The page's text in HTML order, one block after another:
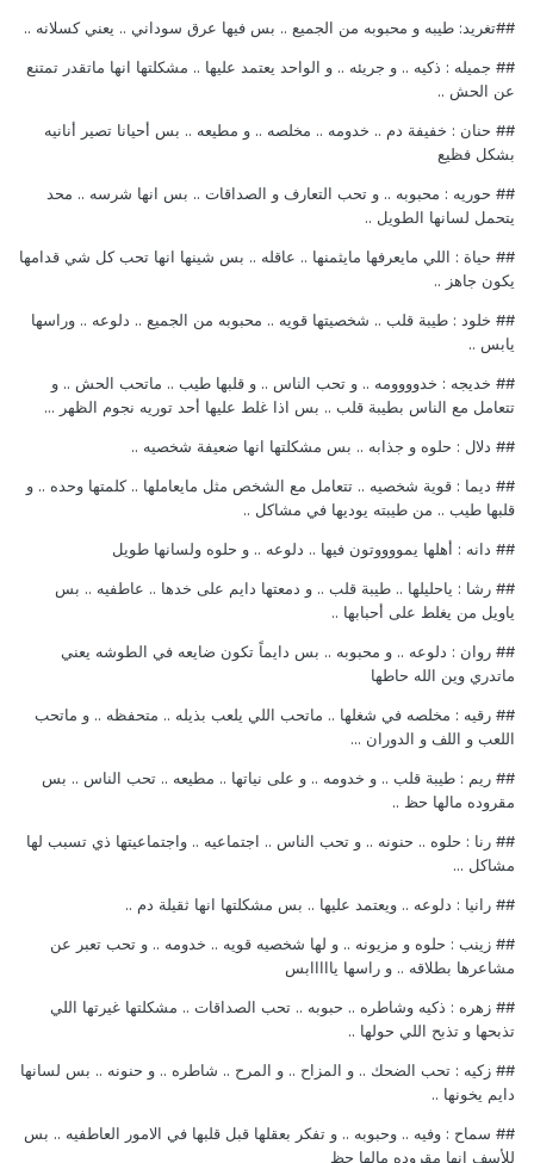
##تغريد: طيبه و محبوبه من الجميع .. بس فيها عرق سوداني .. يعني كسلانه ..
## جميله : ذكيه .. و جريئه .. و الواحد يعتمد عليها .. مشكلتها انها ماتقدر تمتنع
عن الحش ..
## حنان : خفيفة دم .. خدومه .. مخلصه .. و مطيعه .. بس أحيانا تصير أنانيه
بشكل فظيع
## حوريه : محبوبه .. و تحب التعارف و الصداقات .. بس انها شرسه .. محد
يتحمل لسانها الطويل ..
## حياة : اللي مايعرفها مايثمنها .. عاقله .. بس شينها انها تحب كل شي قدامها
يكون جاهز ..
## خلود : طيبة قلب .. شخصيتها قويه .. محبوبه من الجميع .. دلوعه .. وراسها
يابس ..
## خديجه : خدوووومه .. و تحب الناس .. و قلبها طيب .. ماتحب الحش .. و
تتعامل مع الناس بطيبة قلب .. بس اذا غلط عليها أحد توريه نجوم الظهر ...
## دلال : حلوه و جذابه .. بس مشكلتها انها ضعيفة شخصيه ..
## ديما : قوية شخصيه .. تتعامل مع الشخص مثل مايعاملها .. كلمتها وحده .. و
قلبها طيب .. من طيبته يوديها في مشاكل ..
## دانه : أهلها يمووووتون فيها .. دلوعه .. و حلوه ولسانها طويل
## رشا : ياحليلها .. طيبة قلب .. و دمعتها دايم على خدها .. عاطفيه .. بس
ياويل من يغلط على أحبابها ..
## روان : دلوعه .. و محبوبه .. بس دايماً تكون ضايعه في الطوشه يعني
ماتدري وين الله حاطها
## رقيه : مخلصه في شغلها .. ماتحب اللي يلعب بذيله .. متحفظه .. و ماتحب
اللعب و اللف و الدوران ...
## ريم : طيبة قلب .. و خدومه .. و على نياتها .. مطيعه .. تحب الناس .. بس
مقروده مالها حظ ..
## رنا : حلوه .. حنونه .. و تحب الناس .. اجتماعيه .. واجتماعيتها ذي تسبب لها
مشاكل ...
## رانيا : دلوعه .. ويعتمد عليها .. بس مشكلتها انها ثقيلة دم ..
## زينب : حلوه و مزيونه .. و لها شخصيه قويه .. خدومه .. و تحب تعبر عن
مشاعرها بطلاقه .. و راسها يااااابس
## زهره : ذكيه وشاطره .. حبوبه .. تحب الصداقات .. مشكلتها غيرتها اللي
تذبحها و تذبح اللي حولها ..
## زكيه : تحب الضحك .. و المزاح .. و المرح .. شاطره .. و حنونه .. بس لسانها
دايم يخونها ..
## سماح : وفيه .. وحبوبه .. و تفكر بعقلها قبل قلبها في الامور العاطفيه .. بس
للأسف انها مقروده مالها حظ